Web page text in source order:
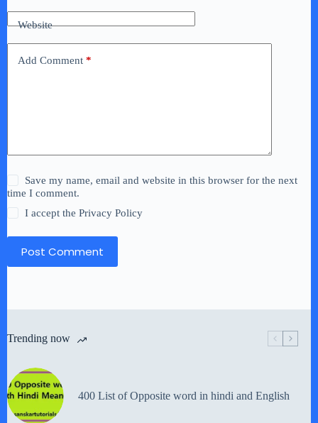
Website
Add Comment *
Save my name, email and website in this browser for the next
time I comment.
I accept thePrivacy Policy
Post Comment
Trending now
400 List of Opposite word in hindi and English